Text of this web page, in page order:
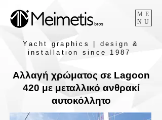
ME
NU
Yacht graphics | design &
installation since 1987
Aλλαγή χρώματος σε Lagoon
420 με μεταλλικό ανθρακί
αυτοκόλλητο